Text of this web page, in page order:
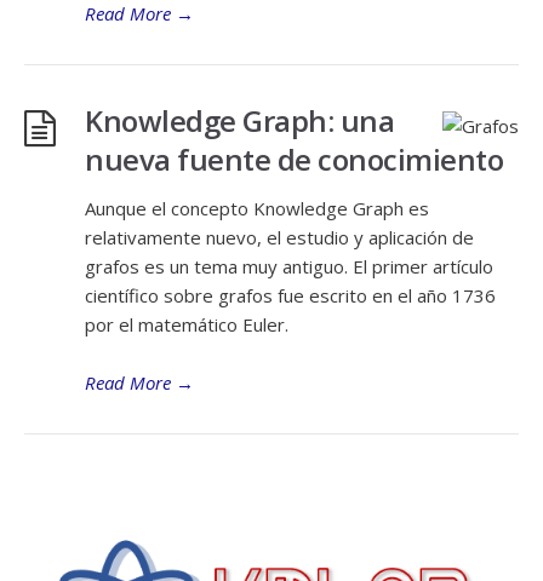
Read More →
Knowledge Graph: una
nueva fuente de conocimiento
Aunque el concepto Knowledge Graph es
relativamente nuevo, el estudio y aplicación de
grafos es un tema muy antiguo. El primer artículo
científico sobre grafos fue escrito en el año 1736
por el matemático Euler.
Read More →